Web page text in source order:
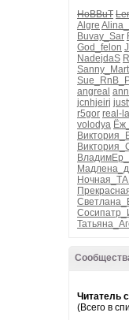
HoBBuT
Algre
Buvay_Sar
God_felon
NadejdaS
angreal
jcnhjeirj
r5gor real-
volodya
Читатель
(Всего в